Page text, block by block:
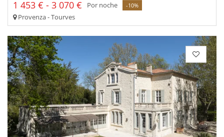
1 453 € - 3 070 € Por noche -10%
Provenza - Tourves